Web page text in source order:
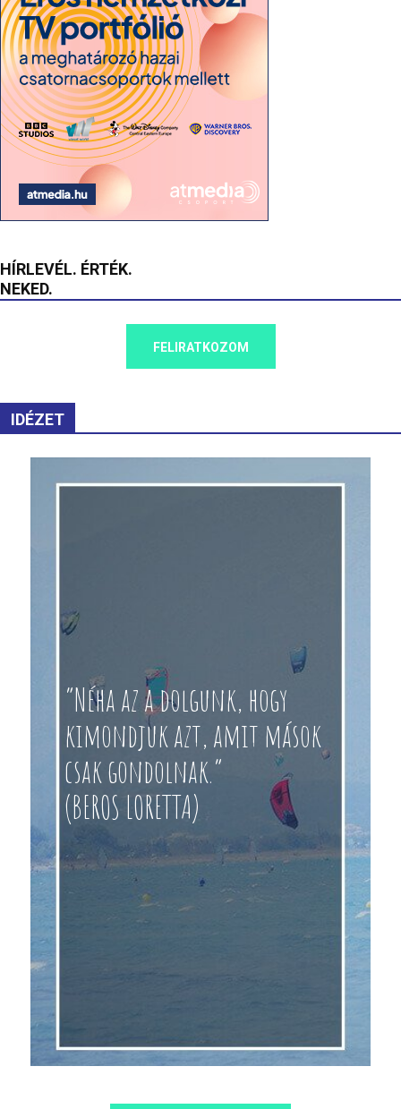
HÍRLEVÉL. ÉRTÉK.
NEKED.
FELIRATKOZOM
IDÉZET
“Néha az a dolgunk, hogy
kimondjuk azt, amit mások
csak gondolnak.”
(BEROS LORETTA)